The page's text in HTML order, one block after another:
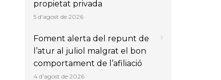
propietat privada
5 d'agost de 2026
Foment alerta del repunt de
l’atur al juliol malgrat el bon
comportament de l’afiliació
4 d'agost de 2026